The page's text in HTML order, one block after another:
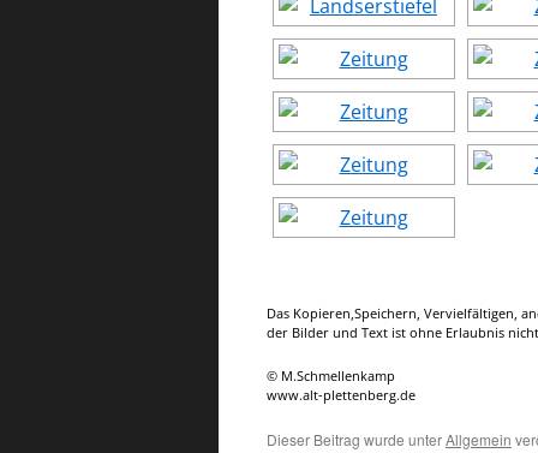
Das Kopieren,Speichern, Vervielfältigen,
der Bilder und Text ist ohne Erlaubnis
© M.Schmellenkamp
www.alt-plettenberg.de
Dieser Beitrag wurde unterAllgemein